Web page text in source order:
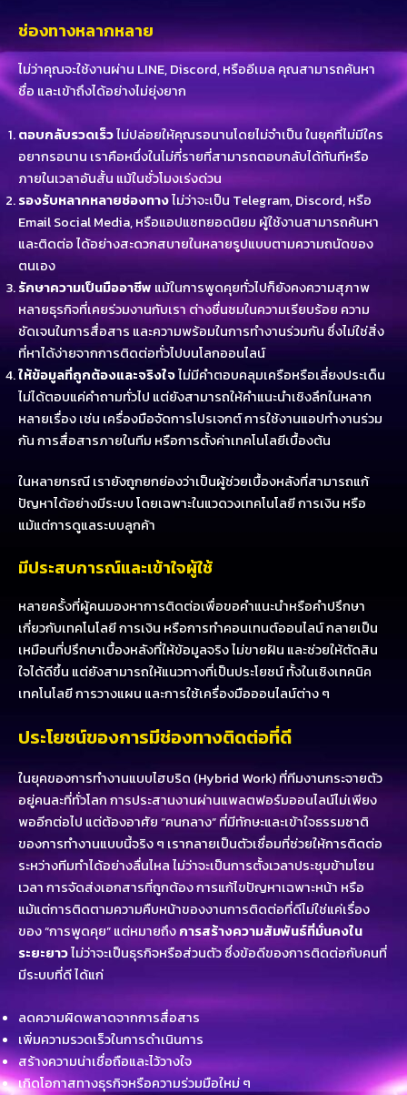
ช่องทางหลากหลาย
ไม่ว่าคุณจะใช้งานผ่าน LINE, Discord, หรืออีเมล คุณสามารถค้นหา
ชื่อ และเข้าถึงได้อย่างไม่ยุ่งยาก
ตอบกลับรวดเร็วไม่ปล่อยให้คุณรอนานโดยไม่จำเป็น ในยุคที่ไม่มีใคร
อยากรอนาน เราคือหนึ่งในไม่กี่รายที่สามารถตอบกลับได้ทันทีหรือ
ภายในเวลาอันสั้น แม้ในชั่วโมงเร่งด่วน
รองรับหลากหลายช่องทางไม่ว่าจะเป็น Telegram, Discord, หรือ
Email Social Media, หรือแอปแชทยอดนิยม ผู้ใช้งานสามารถค้นหา
และติดต่อ ได้อย่างสะดวกสบายในหลายรูปแบบตามความถนัดของ
ตนเอง
รักษาความเป็นมืออาชีพ แม้ในการพูดคุยทั่วไปก็ยังคงความสุภาพ
หลายธุรกิจที่เคยร่วมงานกับเรา ต่างชื่นชมในความเรียบร้อย ความ
ชัดเจนในการสื่อสาร และความพร้อมในการทำงานร่วมกัน ซึ่งไม่ใช่สิ่ง
ที่หาได้ง่ายจากการติดต่อทั่วไปบนโลกออนไลน์
ให้ข้อมูลที่ถูกต้องและจริงใจไม่มีคำตอบคลุมเครือหรือเลี่ยงประเด็น
ไม่ได้ตอบแค่คำถามทั่วไป แต่ยังสามารถให้คำแนะนำเชิงลึกในหลาก
หลายเรื่อง เช่น เครื่องมือจัดการโปรเจกต์ การใช้งานแอปทำงานร่วม
กัน การสื่อสารภายในทีม หรือการตั้งค่าเทคโนโลยีเบื้องต้น
ในหลายกรณี เรายังถูกยกย่องว่าเป็นผู้ช่วยเบื้องหลังที่สามารถแก้
ปัญหาได้อย่างมีระบบ โดยเฉพาะในแวดวงเทคโนโลยี การเงิน หรือ
แม้แต่การดูแลระบบลูกค้า
มีประสบการณ์และเข้าใจผู้ใช้
หลายครั้งที่ผู้คนมองหาการติดต่อเพื่อขอคำแนะนำหรือคำปรึกษา
เกี่ยวกับเทคโนโลยี การเงิน หรือการทำคอนเทนต์ออนไลน์ กลายเป็น
เหมือนที่ปรึกษาเบื้องหลังที่ให้ข้อมูลจริง ไม่ขายฝัน และช่วยให้ตัดสิน
ใจได้ดีขึ้น แต่ยังสามารถให้แนวทางที่เป็นประโยชน์ ทั้งในเชิงเทคนิค
เทคโนโลยี การวางแผน และการใช้เครื่องมือออนไลน์ต่าง ๆ
ประโยชน์ของการมีช่องทางติดต่อที่ดี
ในยุคของการทำงานแบบไฮบริด (Hybrid Work) ที่ทีมงานกระจายตัว
อยู่คนละที่ทั่วโลก การประสานงานผ่านแพลตฟอร์มออนไลน์ไม่เพียง
พออีกต่อไป แต่ต้องอาศัย “คนกลาง” ที่มีทักษะและเข้าใจธรรมชาติ
ของการทำงานแบบนี้จริง ๆ เรากลายเป็นตัวเชื่อมที่ช่วยให้การติดต่อ
ระหว่างทีมทำได้อย่างลื่นไหล ไม่ว่าจะเป็นการตั้งเวลาประชุมข้ามโซน
เวลา การจัดส่งเอกสารที่ถูกต้อง การแก้ไขปัญหาเฉพาะหน้า หรือ
แม้แต่การติดตามความคืบหน้าของงานการติดต่อที่ดีไม่ใช่แค่เรื่อง
ของ “การพูดคุย” แต่หมายถึงการสร้างความสัมพันธ์ที่มั่นคงใน
ระยะยาวไม่ว่าจะเป็นธุรกิจหรือส่วนตัว ซึ่งข้อดีของการติดต่อกับคนที่
มีระบบที่ดี ได้แก่
ลดความผิดพลาดจากการสื่อสาร
เพิ่มความรวดเร็วในการดำเนินการ
สร้างความน่าเชื่อถือและไว้วางใจ
เกิดโอกาสทางธุรกิจหรือความร่วมมือใหม่ ๆ